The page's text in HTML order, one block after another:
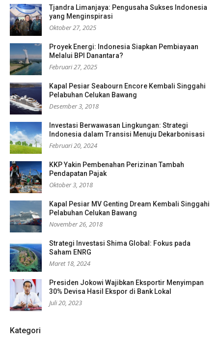
Tjandra Limanjaya: Pengusaha Sukses Indonesia
yang Menginspirasi
Oktober 27, 2025
Proyek Energi: Indonesia Siapkan Pembiayaan
Melalui BPI Danantara?
Februari 27, 2025
Kapal Pesiar Seabourn Encore Kembali Singgahi
Pelabuhan Celukan Bawang
Desember 3, 2018
Investasi Berwawasan Lingkungan: Strategi
Indonesia dalam Transisi Menuju Dekarbonisasi
Februari 20, 2024
KKP Yakin Pembenahan Perizinan Tambah
Pendapatan Pajak
Oktober 3, 2018
Kapal Pesiar MV Genting Dream Kembali Singgahi
Pelabuhan Celukan Bawang
November 26, 2018
Strategi Investasi Shima Global: Fokus pada
Saham ENRG
Maret 18, 2024
Presiden Jokowi Wajibkan Eksportir Menyimpan
30% Devisa Hasil Ekspor di Bank Lokal
Juli 20, 2023
Kategori